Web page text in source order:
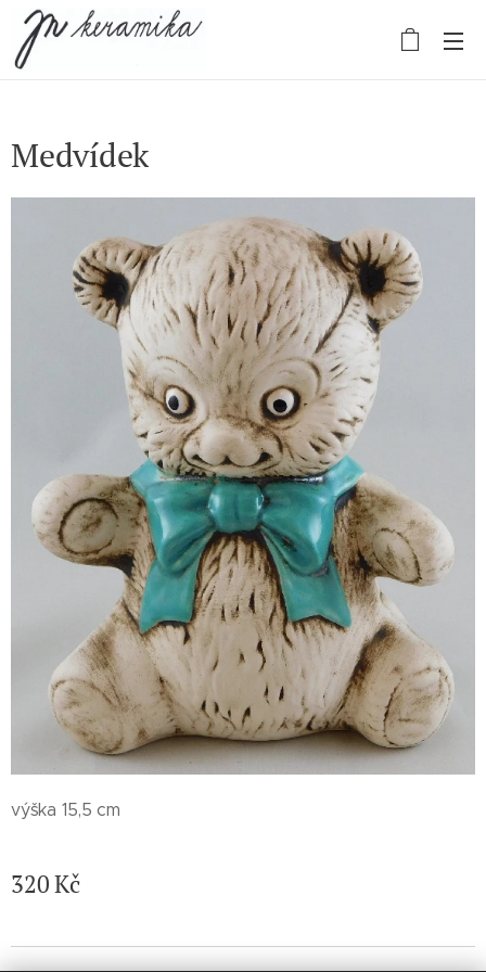
Medvídek
výška 15,5 cm
320Kč